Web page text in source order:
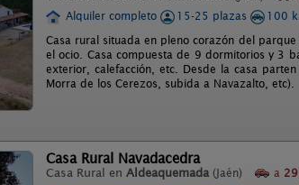
Alquiler completo
15-25 plazas
100
Casa rural situada en pleno corazón del
el ocio. Casa compuesta de 9 dormitorios y 3
exterior, calefacción, etc. Desde la casa
Morra de los Cerezos, subida a Navazalto, etc).
Casa Rural Navadacedra
Casa Rural en Aldeaquemada (Jaén) a